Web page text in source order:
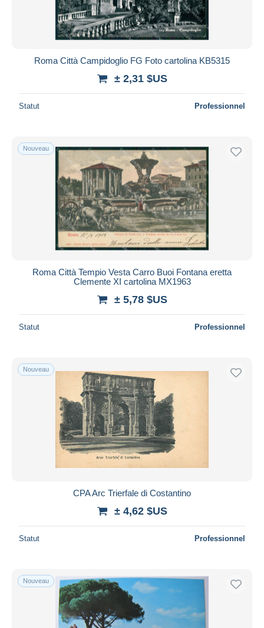
Roma Città Campidoglio FG Foto cartolina KB5315
± 2,31 $US
Statut Professionnel
Nouveau
Roma Città Tempio Vesta Carro Buoi Fontana eretta
Clemente XI cartolina MX1963
± 5,78 $US
Statut Professionnel
Nouveau
CPA Arc Trierfale di Costantino
± 4,62 $US
Statut Professionnel
Nouveau